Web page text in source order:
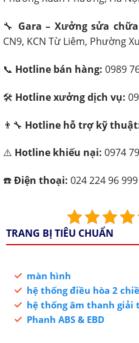
🔧 Gara – Xưởng sửa
CN9, KCN Từ Liêm, Phường
📞 Hotline bán hàng: 0989
🛠️ Hotline xưởng dịch vụ:
👨‍🔧 Hotline hỗ trợ kỹ
⚠️ Hotline khiếu nại: 0974
☎️Điện thoại: 024 224 96 999
TRANG BỊ TIÊU CHUẨN
màn hình
hệ thống điều hòa 2
hệ thống âm thanh giải
Phanh ABS & EBD